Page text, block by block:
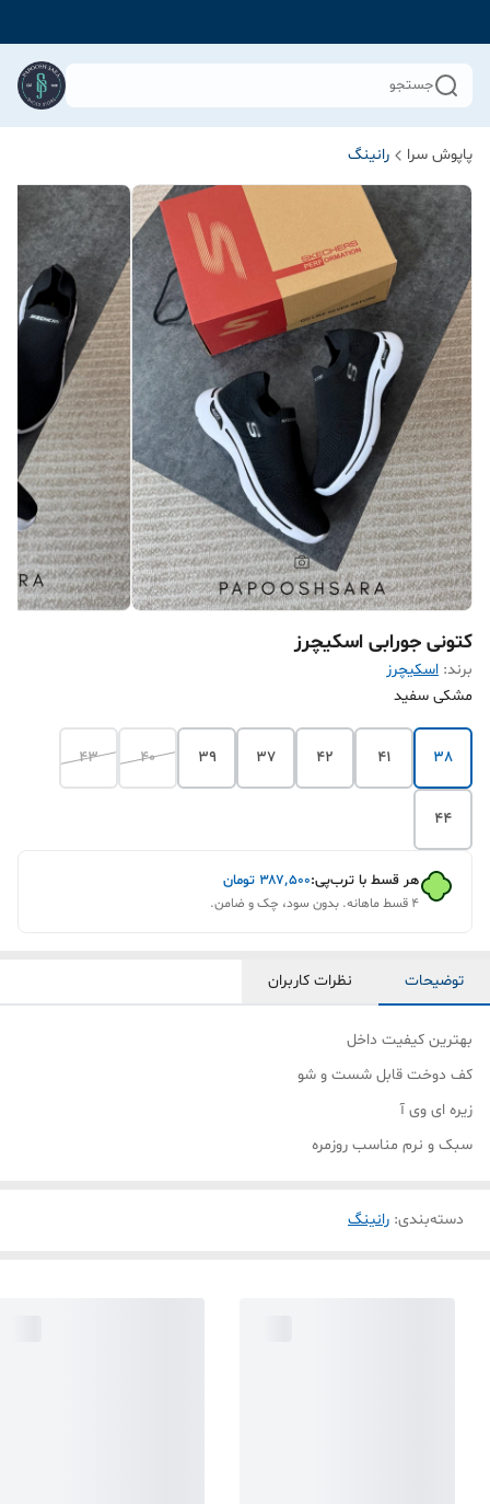
جستجو
پاپوش سرا رانینگ
کتونی جورابی اسکیچرز
برند: اسکیچرز
مشکی سفید
38
41
42
37
39
40
43
44
هر قسط با ترب‌پی:۳۸۷٬۵۰۰ تومان
۴ قسط ماهانه. بدون سود، چک و ضامن.
توضیحات نظرات کاربران
بهترین کیفیت داخل
کف دوخت قابل شست و شو
زیره ای وی آ
سبک‌ و نرم مناسب روزمره
دسته‌بندی: رانینگ